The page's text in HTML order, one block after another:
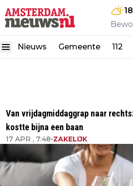
18
Nieuws Gemeente 112
Van vrijdagmiddaggrap naar
kostte bijna een baan
17 APR , 7:48•ZAKELIJK